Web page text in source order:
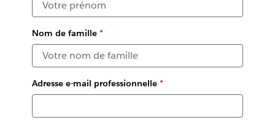
Nom de famille*
Adresse e-mail professionnelle*